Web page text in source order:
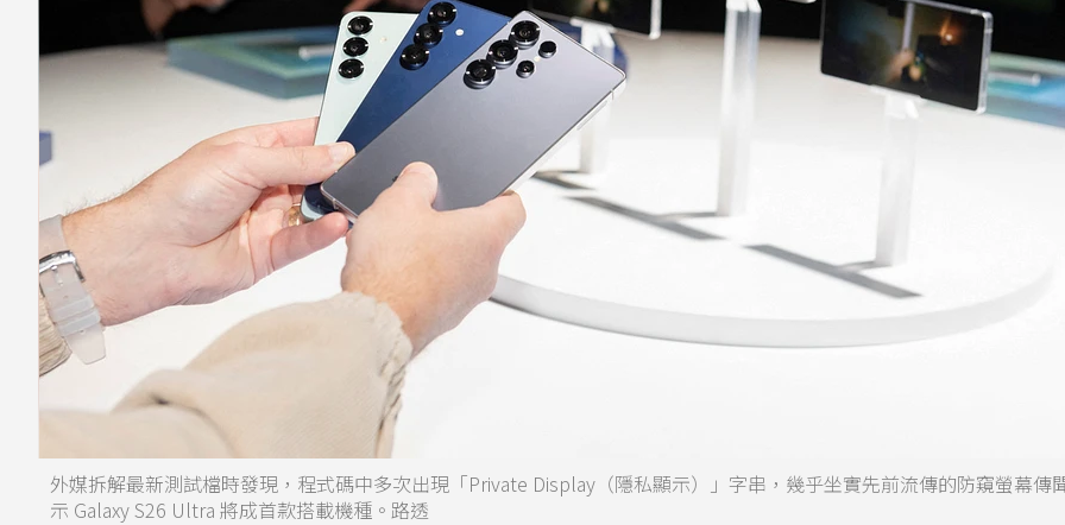
外媒拆解最新測試檔時發現，程式碼中多次出現「Private Display（隱私顯示）」字串，幾乎坐實先前流傳的防窺螢幕傳
示 Galaxy S26 Ultra 將成首款搭載機種。路透